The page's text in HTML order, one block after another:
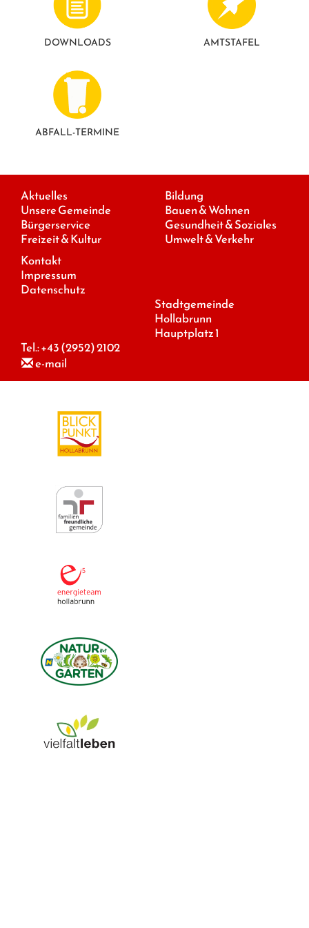
ANSPRECHPARTNER
GESUNDE GEMEINDE
DOWNLOADS AMTSTAFEL
ABFALL-TERMINE
Aktuelles
Unsere Gemeinde
Bürgerservice
Freizeit & Kultur
Bildung
Bauen & Wohnen
Gesundheit & Soziales
Umwelt & Verkehr
Kontakt
Impressum
Datenschutz
Stadtgemeinde
Hollabrunn
Hauptplatz 1
Tel.:+43 (2952) 2102
e-mail